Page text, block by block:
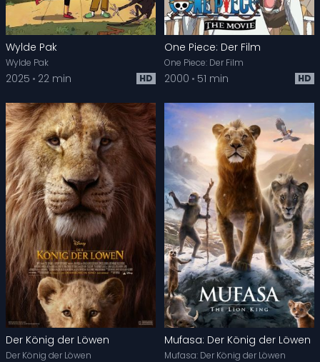
Wylde Pak
Wylde Pak
2025 22 min HD
One Piece: Der Film
One Piece: Der Film
2000 51 min HD
Der König der Löwen
Der König der Löwen
Mufasa: Der König der Löwen
Mufasa: Der König der Löwen